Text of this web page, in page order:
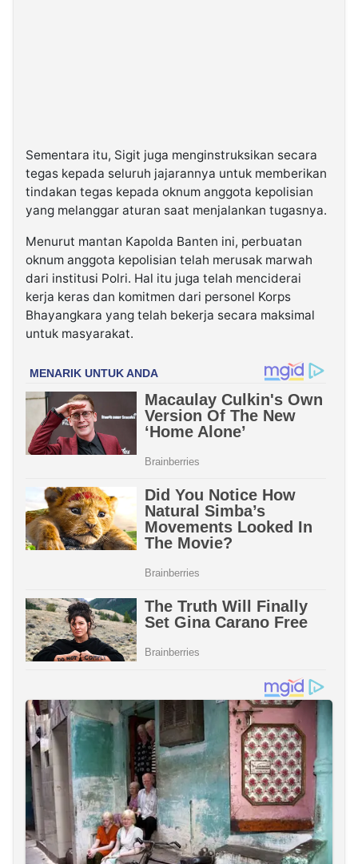
Sementara itu, Sigit juga menginstruksikan secara
tegas kepada seluruh jajarannya untuk memberikan
tindakan tegas kepada oknum anggota kepolisian
yang melanggar aturan saat menjalankan tugasnya.
Menurut mantan Kapolda Banten ini, perbuatan
oknum anggota kepolisian telah merusak marwah
dari institusi Polri. Hal itu juga telah menciderai
kerja keras dan komitmen dari personel Korps
Bhayangkara yang telah bekerja secara maksimal
untuk masyarakat.